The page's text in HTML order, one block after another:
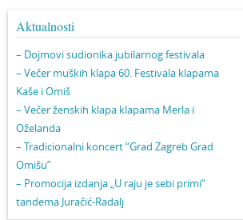
Aktualnosti
– Dojmovi sudionika jubilarnog festivala
– Večer muških klapa 60. Festivala klapama
Kaše i Omiš
– Večer ženskih klapa klapama Merla i
Oželanda
– Tradicionalni koncert “Grad Zagreb Grad
Omišu”
– Promocija izdanja „U raju je sebi primi“
tandema Juračić-Radalj